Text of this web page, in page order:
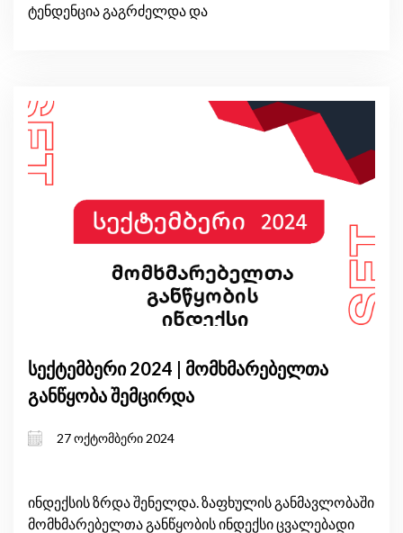
ტენდენცია გაგრძელდა და
სექტემბერი 2024 | მომხმარებელთა
განწყობა შემცირდა
27 ოქტომბერი 2024
ინდექსის ზრდა შენელდა. ზაფხულის განმავლობაში
მომხმარებელთა განწყობის ინდექსი ცვალებადი